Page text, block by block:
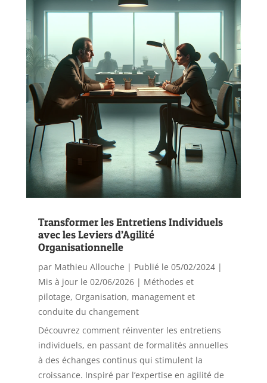
Transformer les Entretiens Individuels
avec les Leviers d’Agilité
Organisationnelle
par Mathieu Allouche | Publié le 05/02/2024 |
Mis à jour le 02/06/2026| Méthodes et
pilotage, Organisation, management et
conduite du changement
Découvrez comment réinventer les entretiens
individuels, en passant de formalités annuelles
à des échanges continus qui stimulent la
croissance. Inspiré par l’expertise en agilité de